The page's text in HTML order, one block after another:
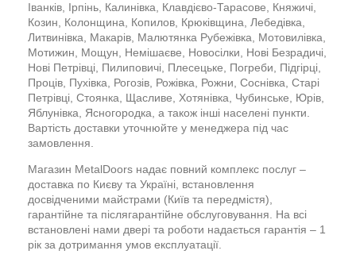
Іванків, Ірпінь, Калинівка, Клавдієво-Тарасове, Княжичі,
Козин, Колонщина, Копилов, Крюківщина, Лебедівка,
Литвинівка, Макарів, Малютянка Рубежівка, Мотовилівка,
Мотижин, Мощун, Немішаєве, Новосілки, Нові Безрадичі,
Нові Петрівці, Пилиповичі, Плесецьке, Погреби, Підгірці,
Проців, Пухівка, Рогозів, Рожівка, Рожни, Соснівка, Старі
Петрівці, Стоянка, Щасливе, Хотянівка, Чубинське, Юрів,
Яблунівка, Ясногородка, а також інші населені пункти.
Вартість доставки уточнюйте у менеджера під час
замовлення.
Магазин MetalDoors надає повний комплекс послуг –
доставка по Києву та Україні, встановлення
досвідченими майстрами (Київ та передмістя),
гарантійне та післягарантійне обслуговування. На всі
встановлені нами двері та роботи надається гарантія – 1
рік за дотримання умов експлуатації.